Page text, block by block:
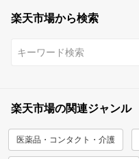
楽天市場から検索
楽天市場の関連ジャンル
医薬品・コンタクト・介護